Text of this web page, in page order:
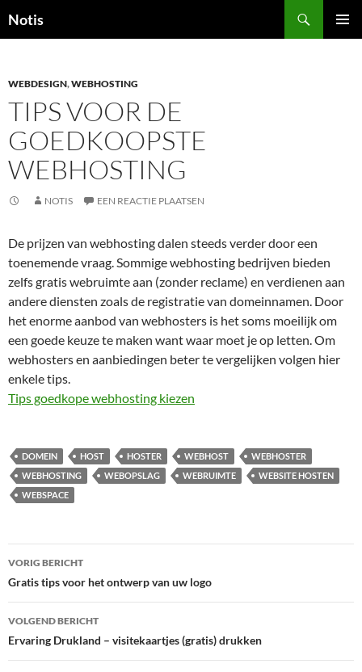
Notis
INHOUD
WEBDESIGN,WEBHOSTING
TIPS VOOR DE
GOEDKOOPSTE
WEBHOSTING
NOTIS EEN REACTIE PLAATSEN
De prijzen van webhosting dalen steeds verder door een
toenemende vraag. Sommige webhosting bedrijven bieden
zelfs gratis webruimte aan (zonder reclame) en verdienen aan
andere diensten zoals de registratie van domeinnamen. Door
het enorme aanbod van webhosters is het soms moeilijk om
een goede keuze te maken want waar moet je op letten. Om
webhosters en aanbiedingen beter te vergelijken volgen hier
enkele tips.
Tips goedkope webhosting kiezen
DOMEIN HOST HOSTER WEBHOST
WEBHOSTER
WEBHOSTING
WEBOPSLAG WEBRUIMTE
WEBSITE HOSTEN
WEBSPACE
Bericht
navigatie
VORIG BERICHT
Gratis tips voor het ontwerp van uw logo
VOLGEND BERICHT
Ervaring Drukland – visitekaartjes (gratis) drukken